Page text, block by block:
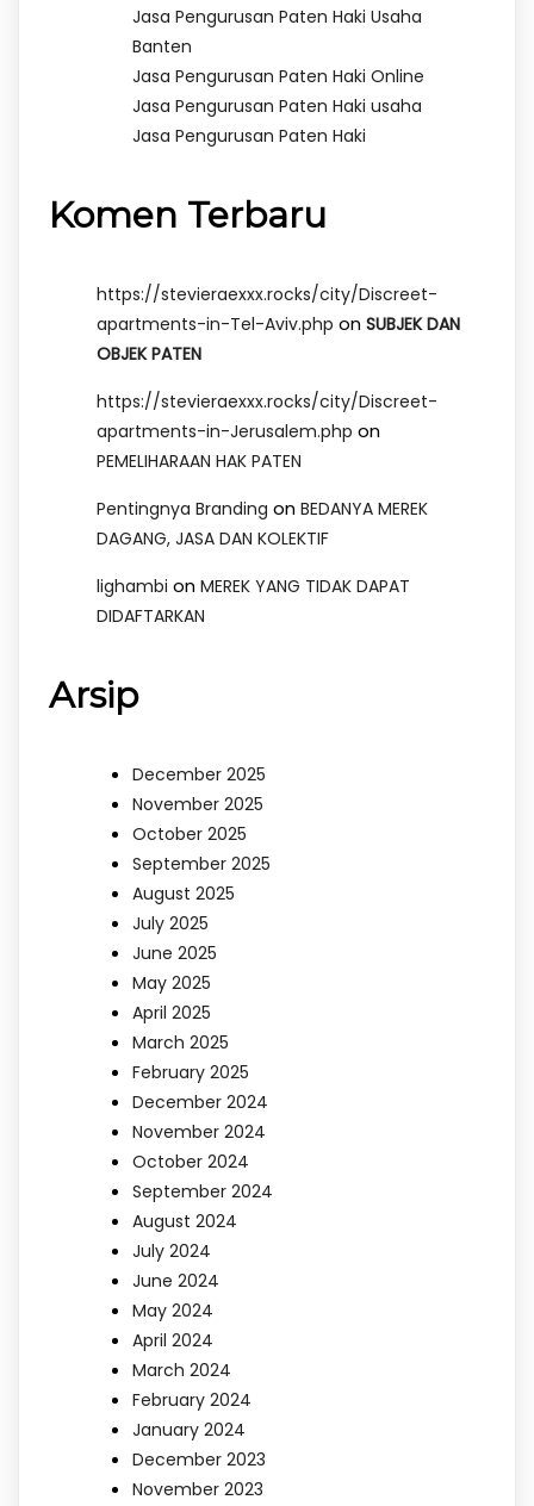
Jasa Pengurusan Paten Haki Usaha
Banten
Jasa Pengurusan Paten Haki Online
Jasa Pengurusan Paten Haki usaha
Jasa Pengurusan Paten Haki
Komen Terbaru
https://stevieraexxx.rocks/city/Discreet-
apartments-in-Tel-Aviv.php on SUBJEK DAN
OBJEK PATEN
https://stevieraexxx.rocks/city/Discreet-
apartments-in-Jerusalem.php on
PEMELIHARAAN HAK PATEN
Pentingnya Branding on BEDANYA MEREK
DAGANG, JASA DAN KOLEKTIF
lighambi on MEREK YANG TIDAK DAPAT
DIDAFTARKAN
Arsip
December 2025
November 2025
October 2025
September 2025
August 2025
July 2025
June 2025
May 2025
April 2025
March 2025
February 2025
December 2024
November 2024
October 2024
September 2024
August 2024
July 2024
June 2024
May 2024
April 2024
March 2024
February 2024
January 2024
December 2023
November 2023